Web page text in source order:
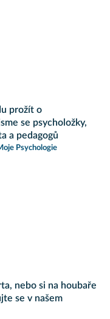
prožít o
se psycholožky,
a pedagogů
Psychologie
nebo si na houbaře
se v našem